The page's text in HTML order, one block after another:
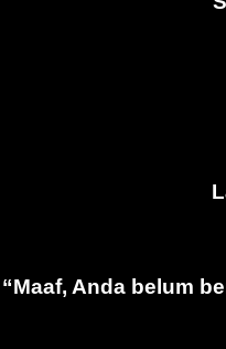
“Maaf, Anda belum